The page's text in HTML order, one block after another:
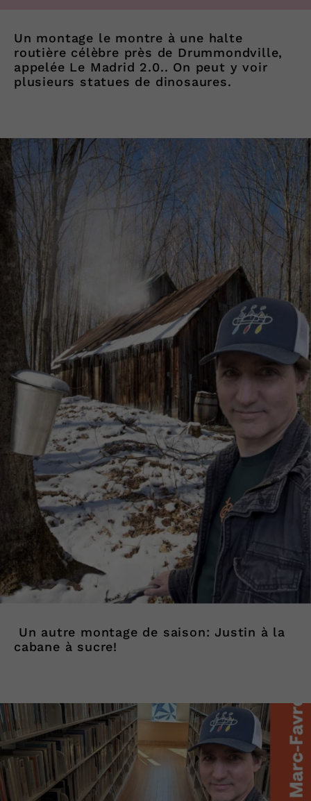
Un montage le montre à une halte
routière célèbre près de Drummondville,
appelée Le Madrid 2.0.. On peut y voir
plusieurs statues de dinosaures.
Un autre montage de saison: Justin à la
cabane à sucre!